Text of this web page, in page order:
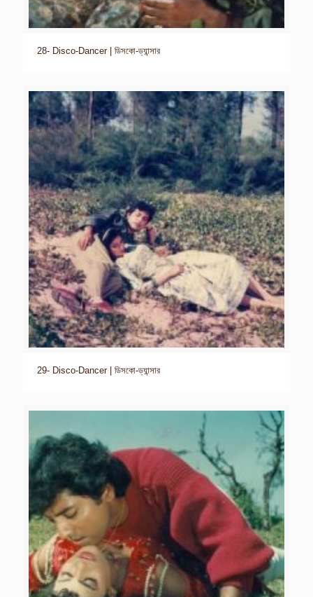
28- Disco-Dancer | ডিসকো-ড্যান্সার
29- Disco-Dancer | ডিসকো-ড্যান্সার